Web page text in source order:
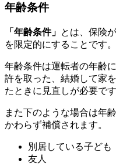
年齢条件
「年齢条件」 とは、保険
を限定的にすることです。
年齢条件は運転者の年齢
許を取った、結婚して家
たときに見直しが必要です
また下のような場合は年
かわらず補償されます。
別居している子ども
友人